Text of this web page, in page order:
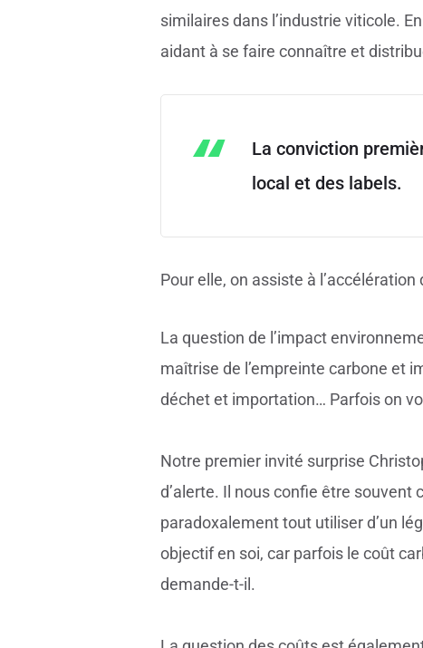
similaires dans l’industrie viticole.
aidant à se faire connaître et
La conviction
local et des labels.
Pour elle, on assiste à
La question de l’impact
maîtrise de l’empreinte carbone et
déchet et importation… Parfois on
Notre premier invité surprise
d’alerte. Il nous confie être
paradoxalement tout utiliser d’un
objectif en soi, car parfois le coût
demande-t-il.